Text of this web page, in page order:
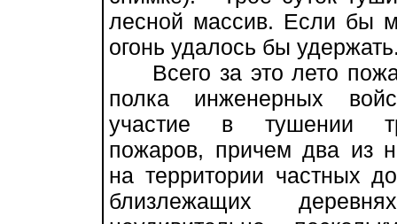
лесной массив. Если бы
огонь удалось бы
Всего за это лето
полка инженерных
участие в тушении
пожаров, причем два из
на территории частных
близлежащих